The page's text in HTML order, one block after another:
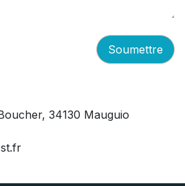
Soumettre
34130 Mauguio